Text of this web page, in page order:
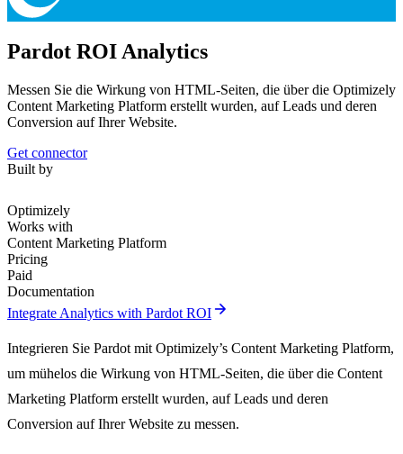
Pardot ROI Analytics
Messen Sie die Wirkung von HTML-Seiten, die über die Optimizely
Content Marketing Platform erstellt wurden, auf Leads und deren
Conversion auf Ihrer Website.
Get connector
Built by
Optimizely
Works with
Content Marketing Platform
Pricing
Paid
Documentation
Integrate Analytics with Pardot ROI arrow_forward
Integrieren Sie Pardot mit Optimizely’s Content Marketing Platform,
um mühelos die Wirkung von HTML-Seiten, die über die Content
Marketing Platform erstellt wurden, auf Leads und deren
Conversion auf Ihrer Website zu messen.